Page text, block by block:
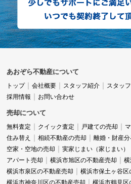
あおぞら不動産について
トップ 会社概要 スタッフ紹介 スタッ
採用情報
お問い合わせ
売却について
無料査定 クイック査定 戸建ての売却
住み替え
相続不動産の売却 離婚・財産
空家・空地の売却
実家じまい（家じまい）
アパート売却
横浜市旭区の不動産売却
横浜市泉区の不動産売却
横浜市保土ヶ谷区